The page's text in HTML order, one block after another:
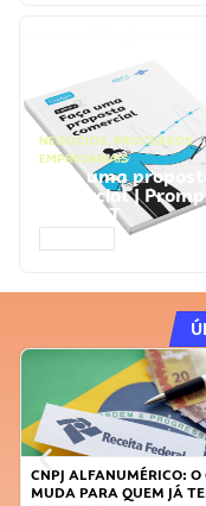
NEGÓCIOS, PROCESSOS
EMPRESARIAIS
Faça uma
comercial |
ChatGPT
CNPJ ALFANUMÉRICO: O
MUDA PARA QUEM JÁ